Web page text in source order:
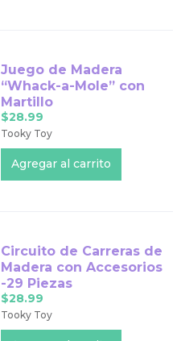
Juego de Madera
“Whack-a-Mole” con
Martillo
$28.99
Tooky Toy
Circuito de Carreras de
Madera con Accesorios
-29 Piezas
$28.99
Tooky Toy